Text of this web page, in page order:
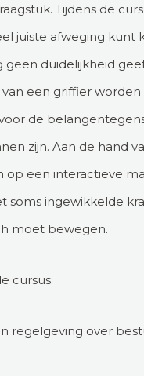
Tijdens de
juiste afweging kunt
duidelijkheid
een griffier
de
zijn. Aan de hand
op een interactieve
soms ingewikkelde
moet bewegen.
cursus:
regelgeving over